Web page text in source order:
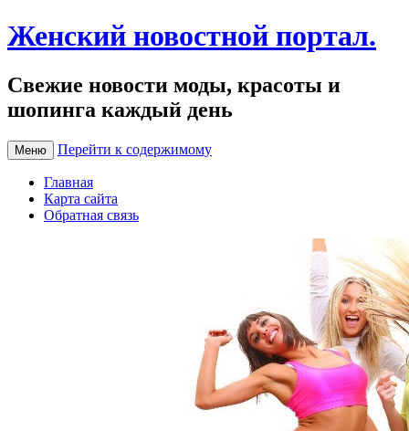
Женский новостной портал.
Свежие новости моды, красоты и
шопинга каждый день
Меню Перейти к содержимому
Главная
Карта сайта
Обратная связь